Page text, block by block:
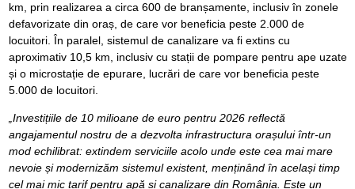
km, prin realizarea a circa 600 de branșamente, inclusiv în zonele
defavorizate din oraș, de care vor beneficia peste 2.000 de
locuitori. În paralel, sistemul de canalizare va fi extins cu
aproximativ 10,5 km, inclusiv cu stații de pompare pentru ape uzate
și o microstație de epurare, lucrări de care vor beneficia peste
5.000 de locuitori.
„Investițiile de 10 milioane de euro pentru 2026 reflectă
angajamentul nostru de a dezvolta infrastructura orașului într-un
mod echilibrat: extindem serviciile acolo unde este cea mai mare
nevoie și modernizăm sistemul existent, menținând în același timp
cel mai mic tarif pentru apă și canalizare din România. Este un